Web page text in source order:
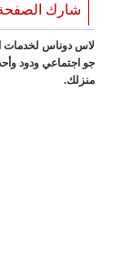
شارك
لاس دوناس لخدمات
منزلك.